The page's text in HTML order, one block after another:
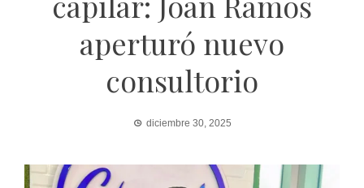
aperturó nuevo
consultorio
diciembre 30, 2025